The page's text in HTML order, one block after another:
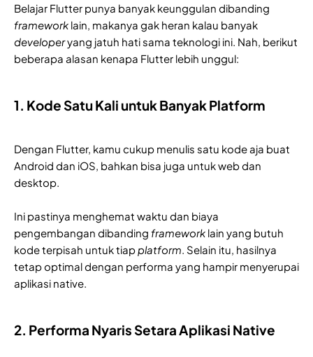
Belajar Flutter punya banyak keunggulan dibanding
framework lain, makanya gak heran kalau banyak
developeryang jatuh hati sama teknologi ini. Nah, berikut
beberapa alasan kenapa Flutter lebih unggul:
1. Kode Satu Kali untuk Banyak Platform
Dengan Flutter, kamu cukup menulis satu kode aja buat
Android dan iOS, bahkan bisa juga untuk web dan
desktop.
Ini pastinya menghemat waktu dan biaya
pengembangan dibanding framework lain yang butuh
kode terpisah untuk tiapplatform. Selain itu, hasilnya
tetap optimal dengan performa yang hampir menyerupai
aplikasi native.
2. Performa Nyaris Setara Aplikasi Native